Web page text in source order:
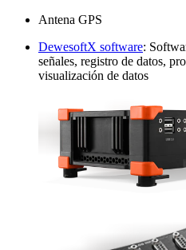
Antena GPS
DewesoftX software:
señales, registro de datos,
visualización de datos